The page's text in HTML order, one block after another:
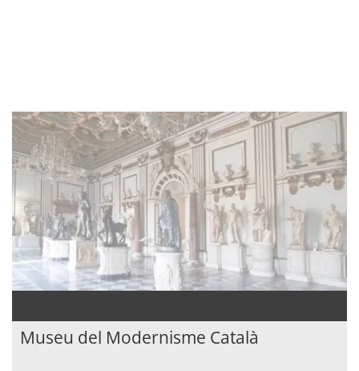
Museu del Modernisme Català